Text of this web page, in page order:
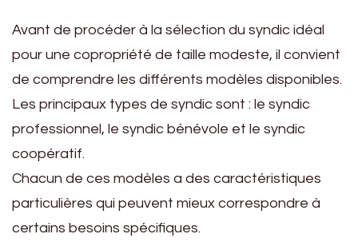
Avant de procéder à la sélection du syndic idéal
pour une copropriété de taille modeste, il convient
de comprendre les différents modèles disponibles.
Les principaux types de syndic sont : le syndic
professionnel, le syndic bénévole et le syndic
coopératif.
Chacun de ces modèles a des caractéristiques
particulières qui peuvent mieux correspondre à
certains besoins spécifiques.